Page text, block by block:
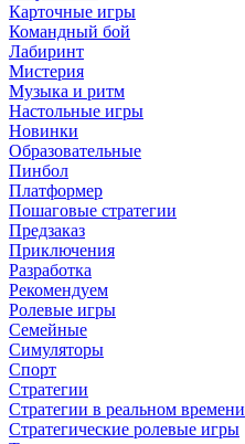
Карточные игры
Командный бой
Лабиринт
Мистерия
Музыка и ритм
Настольные игры
Новинки
Образовательные
Пинбол
Платформер
Пошаговые стратегии
Предзаказ
Приключения
Разработка
Рекомендуем
Ролевые игры
Семейные
Симуляторы
Спорт
Стратегии
Стратегии в реальном времени
Стратегические ролевые игры